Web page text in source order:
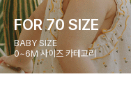
FOR 70 SIZE
BABY SIZE
0~6M 사이즈 카테고리